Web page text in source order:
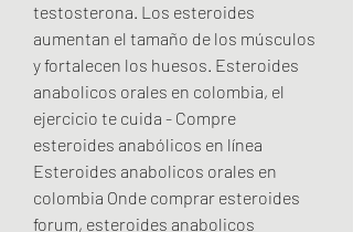
testosterona. Los esteroides
aumentan el tamaño de los músculos
y fortalecen los huesos. Esteroides
anabolicos orales en colombia, el
ejercicio te cuida - Compre
esteroides anabólicos en línea
Esteroides anabolicos orales en
colombia Onde comprar esteroides
forum, esteroides anabolicos